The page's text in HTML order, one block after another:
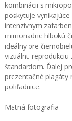
kombinácii s
poskytuje
intenzívnym
mimoriadne hlbokú
ideálny pre
vizuálnu reprodukciu
štandardom. Ďalej
prezentačné plagáty
pohľadnice.
Matná fotografia